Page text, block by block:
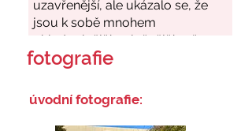
fotografie
úvodní fotografie: